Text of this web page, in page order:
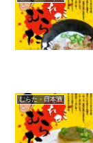
むらた・日本酒